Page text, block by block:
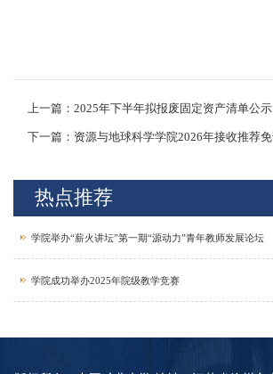
上一篇：2025年下半年拟报废固定资产清单公示
热点推荐
学院举办“薪火讲坛”第一期“源动力”青年教师发展论坛
学院成功举办2025年院级教学竞赛